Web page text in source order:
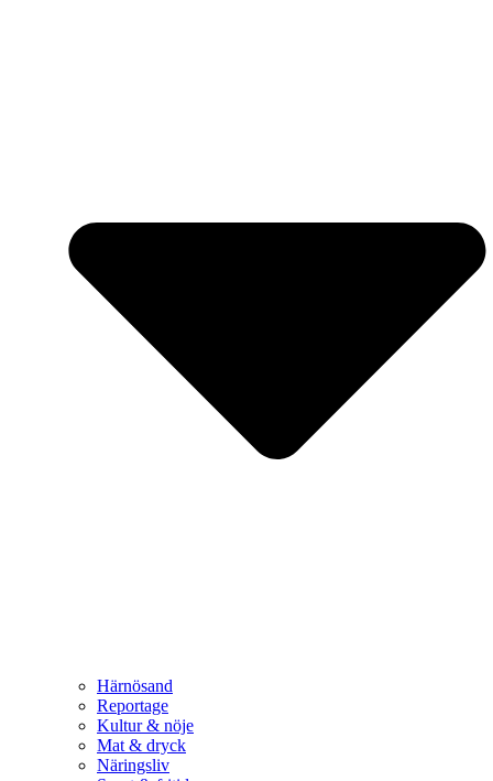
Härnösand
Reportage
Kultur & nöje
Mat & dryck
Näringsliv